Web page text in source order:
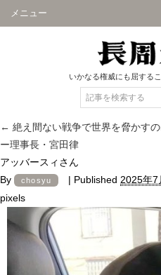
メニュー
いかなる権威にも屈する
← 絶え間ない戦争で世界を脅かす
ー理事長・宮田律
アッバースィさん
By
chosyu | Published 2025年7
pixels